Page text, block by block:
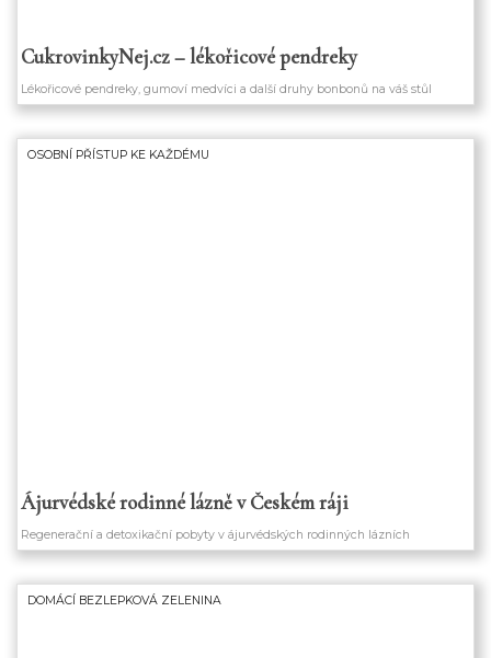
CukrovinkyNej.cz – lékořicové pendreky
Lékořicové pendreky, gumoví medvíci a další druhy bonbonů na váš stůl
OSOBNÍ PŘÍSTUP KE KAŽDÉMU
Ájurvédské rodinné lázně v Českém ráji
Regenerační a detoxikační pobyty v ájurvédských rodinných lázních
DOMÁCÍ BEZLEPKOVÁ ZELENINA